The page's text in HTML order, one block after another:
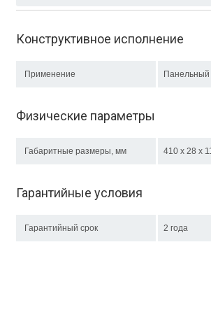
Конструктивное исполнение
Применение
Физические параметры
Габаритные размеры, мм 410 х 28 х
Гарантийные условия
Гарантийный срок 2 года